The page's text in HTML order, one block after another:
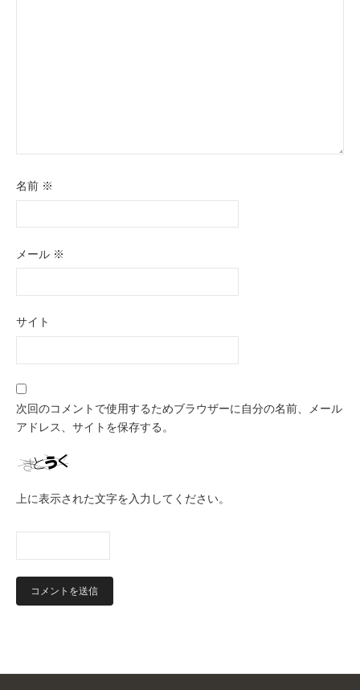
名前 ※
メール ※
サイト
次回のコメントで使用するためブラウザーに自分の名前、メール
アドレス、サイトを保存する。
上に表示された文字を入力してください。